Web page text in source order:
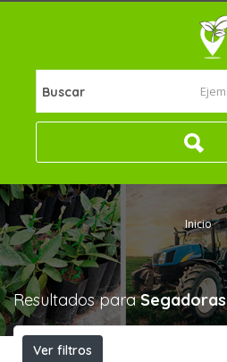
Buscar
Inicio
Resultados paraSegadoras
Ver filtros